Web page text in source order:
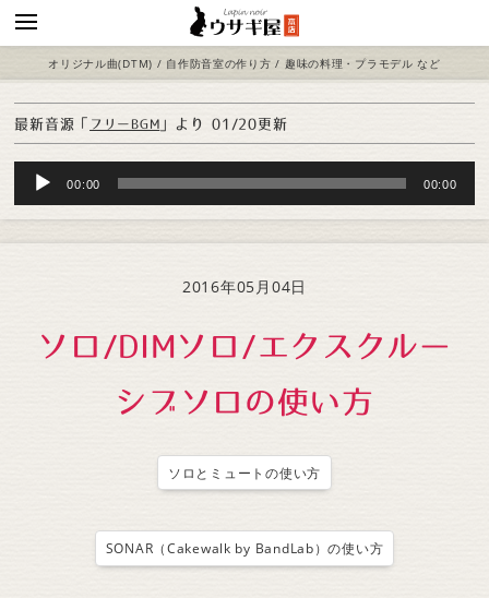
オリジナル曲(DTM) / 自作防音室の作り方 / 趣味の料理・プラモデル など
最新音源「 フリーBGM 」より 01/20更新
Audio
Player
00:00 00:00
2016年05月04日
ソロ/DIMソロ/エクスクルー
シブソロの使い方
ソロとミュートの使い方
SONAR（Cakewalk by BandLab）の使い方